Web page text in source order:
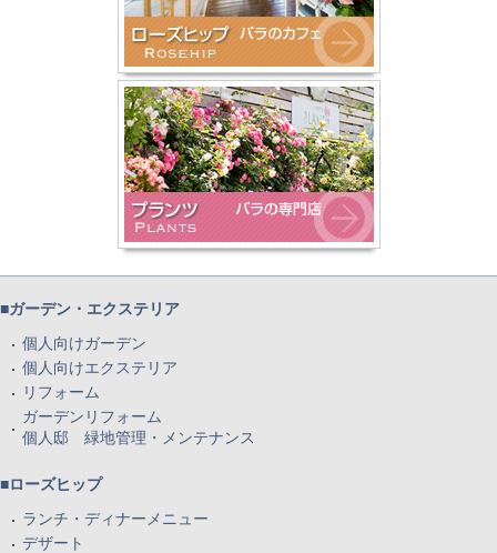
■ガーデン・エクステリア
個人向けガーデン
個人向けエクステリア
リフォーム
ガーデンリフォーム
個人邸 緑地管理・メンテナンス
■ローズヒップ
ランチ・ディナーメニュー
デザート